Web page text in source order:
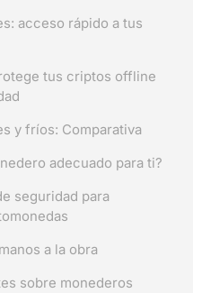
acceso rápido a tus
tus criptos offline
y fríos: Comparativa
adecuado para ti?
seguridad para
a la obra
sobre monederos